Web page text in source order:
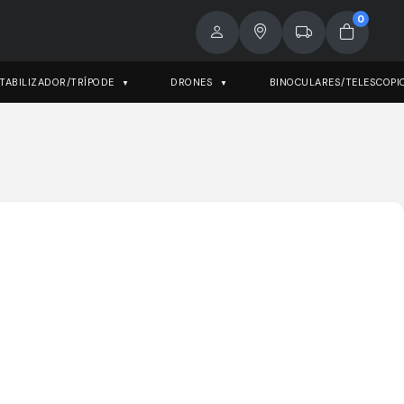
0
TRÍPODE DRONES BINOCULARES/